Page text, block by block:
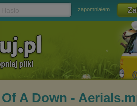
zapomniałem
A Down -